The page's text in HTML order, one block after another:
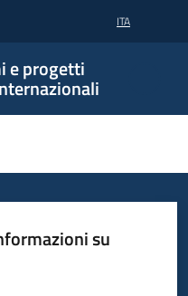
ITA
e progetti
su